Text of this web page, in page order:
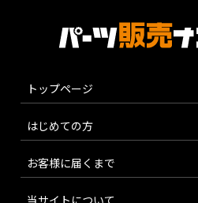
トップページ
はじめての方
お客様に届くまで